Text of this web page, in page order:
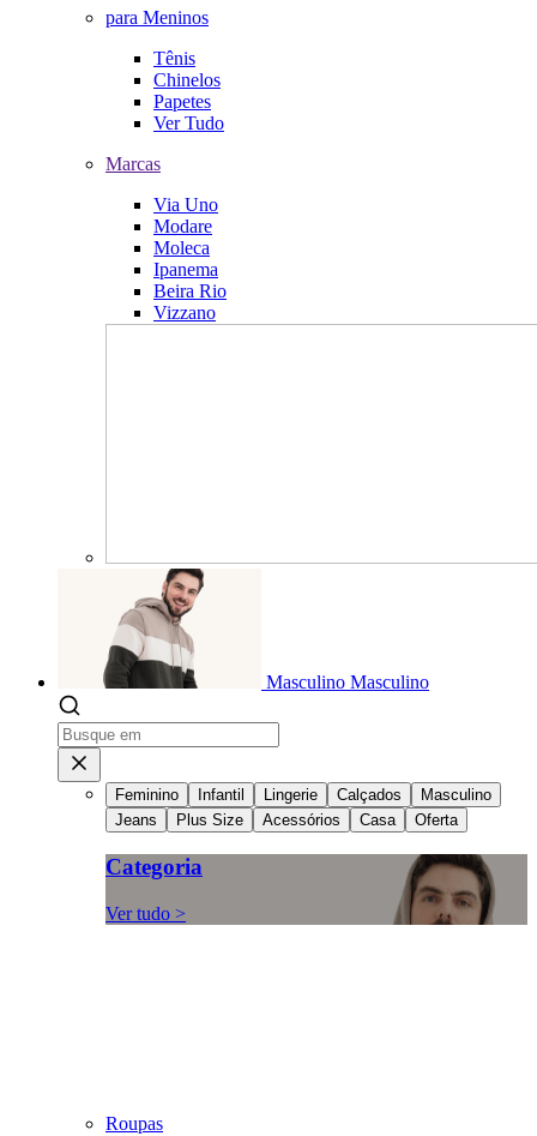
para Meninos
Tênis
Chinelos
Papetes
Ver Tudo
Marcas
Via Uno
Modare
Moleca
Ipanema
Beira Rio
Vizzano
Masculino Masculino
Feminino Infantil Lingerie Calçados
Masculino
Jeans
Plus Size Acessórios Casa Oferta
Categoria
Ver tudo >
Roupas